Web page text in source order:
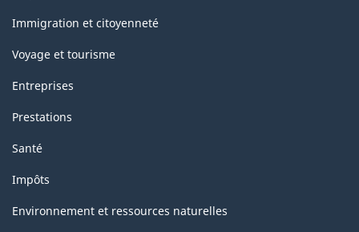
sujets
Immigration et citoyenneté
Voyage et tourisme
Entreprises
Prestations
Santé
Impôts
Environnement et ressources naturelles